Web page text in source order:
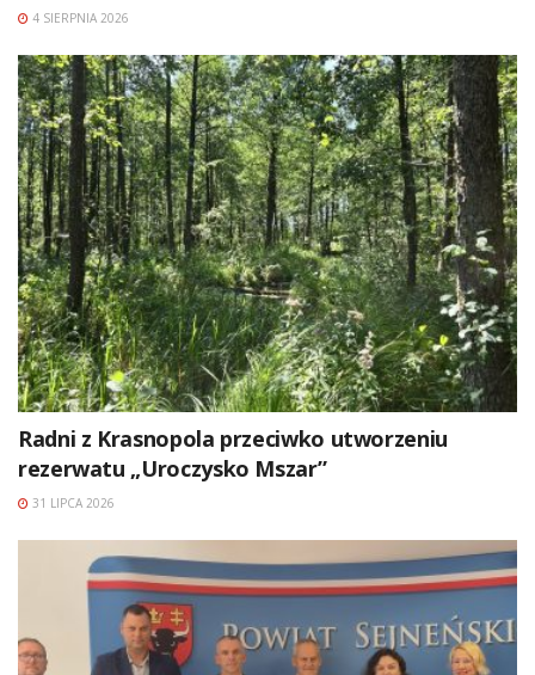
4 SIERPNIA 2026
Radni z Krasnopola przeciwko utworzeniu
rezerwatu „Uroczysko Mszar”
31 LIPCA 2026